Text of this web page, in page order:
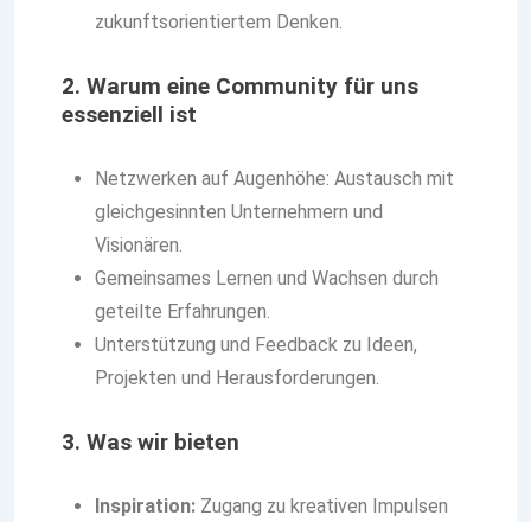
zukunftsorientiertem Denken.
2. Warum eine Community für uns
essenziell ist
Netzwerken auf Augenhöhe: Austausch mit
gleichgesinnten Unternehmern und
Visionären.
Gemeinsames Lernen und Wachsen durch
geteilte Erfahrungen.
Unterstützung und Feedback zu Ideen,
Projekten und Herausforderungen.
3. Was wir bieten
Inspiration: Zugang zu kreativen Impulsen